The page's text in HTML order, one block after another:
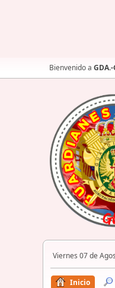
Bienvenido a
Viernes 07 de
Inicio